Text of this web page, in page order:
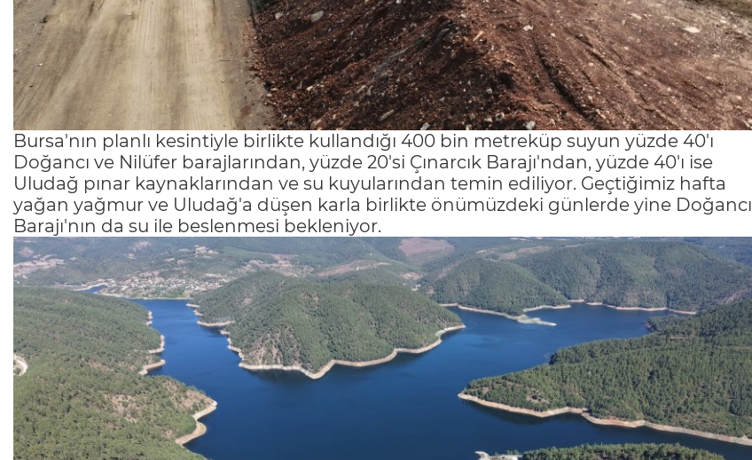
Bursa'nın planlı kesintiyle birlikte kullandığı 400 bin metreküp suyun yüzde 40'ı
Doğancı ve Nilüfer barajlarından, yüzde 20'si Çınarcık Barajı'ndan, yüzde 40'ı ise
Uludağ pınar kaynaklarından ve su kuyularından temin ediliyor. Geçtiğimiz hafta
yağan yağmur ve Uludağ'a düşen karla birlikte önümüzdeki günlerde yine Doğancı
Barajı'nın da su ile beslenmesi bekleniyor.